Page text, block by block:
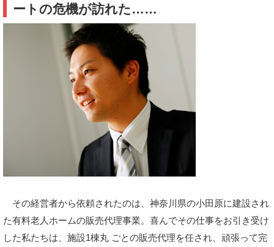
ートの危機が訪れた……
その経営者から依頼されたのは、神奈川県の小田原に建設され
た有料老人ホームの販売代理事業。喜んでその仕事をお引き受け
した私たちは、施設1棟丸 ごとの販売代理を任され、頑張って完